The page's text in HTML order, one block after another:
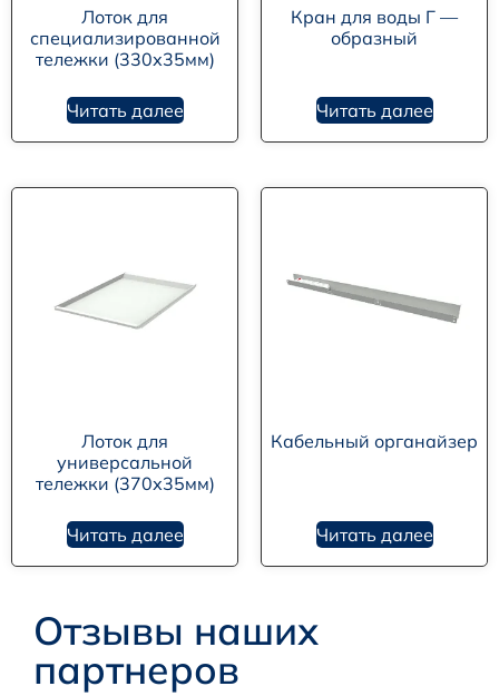
Лоток для
специализированной
тележки (330х35мм)
Читать далее
Кран для воды Г —
образный
Читать далее
Лоток для
универсальной
тележки (370х35мм)
Читать далее
Кабельный органайзер
Читать далее
Отзывы наших
партнеров